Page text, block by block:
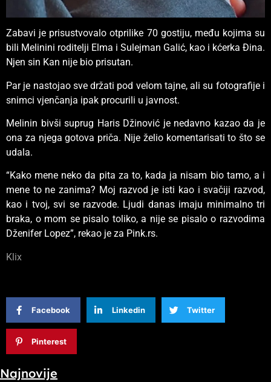
Zabavi je prisustvovalo otprilike 70 gostiju, među kojima su
bili Melinini roditelji Elma i Sulejman Galić, kao i kćerka Đina.
Njen sin Kan nije bio prisutan.
Par je nastojao sve držati pod velom tajne, ali su fotografije i
snimci vjenčanja ipak procurili u javnost.
Melinin bivši suprug Haris Džinović je nedavno kazao da je
ona za njega gotova priča. Nije želio komentarisati to što se
udala.
“Kako mene neko da pita za to, kada ja nisam bio tamo, a i
mene to ne zanima? Moj razvod je isti kao i svačiji razvod,
kao i tvoj, svi se razvode. Ljudi danas imaju minimalno tri
braka, o mom se pisalo toliko, a nije se pisalo o razvodima
Dženifer Lopez”, rekao je za Pink.rs.
Klix
Facebook Linkedin Twitter
Pinterest
Najnovije